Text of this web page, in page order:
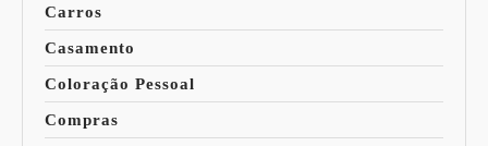
Carros
Casamento
Coloração Pessoal
Compras